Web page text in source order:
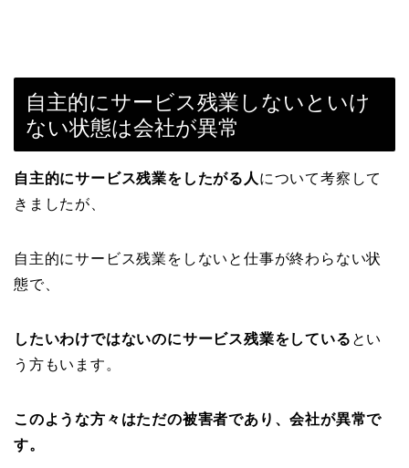
自主的にサービス残業しないといけ
ない状態は会社が異常
自主的にサービス残業をしたがる人 について考察して
きましたが、
自主的にサービス残業をしないと仕事が終わらない状
態で、
したいわけではないのにサービス残業をしている とい
う方もいます。
このような方々はただの被害者であり、会社が異常で
す。